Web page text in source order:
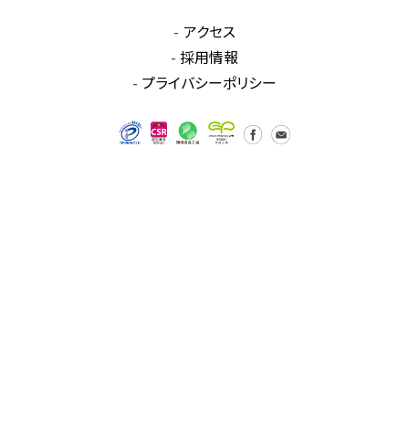
アクセス
採用情報
プライバシーポリシー